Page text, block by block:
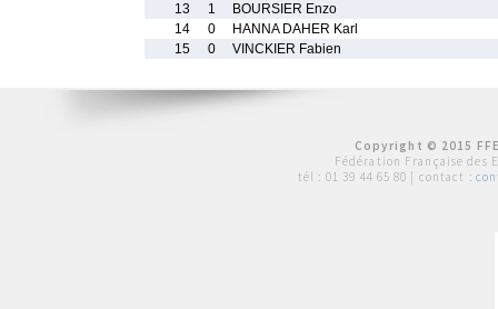
13
1
BOURSIER Enzo
14
0
HANNA DAHER Karl
15
0 VINCKIER Fabien
Copyright © 2015
Fédération Française des
tél : 01 39 44 65 80 | contact :